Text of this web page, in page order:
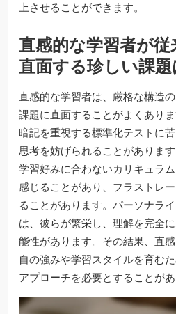
上させることができます。
直感的な学習者が
直面する珍しい課
直感的な学習者は、厳格な構造
課題に直面することがよくあり
暗記を重視する標準化テストに
思考を妨げられることがありま
学習好みに合わないカリキュラ
感じることがあり、フラストレ
ることがあります。パーソナラ
は、彼らが繁栄し、理解を完全
能性があります。その結果、直
自の強みや学習スタイルを育む
アプローチを必要とすることがあ